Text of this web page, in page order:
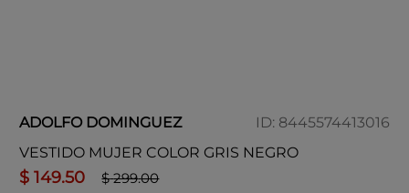
ADOLFO DOMINGUEZ ID: 8445574413016
VESTIDO MUJER COLOR GRIS NEGRO
$ 149.50 $ 299.00